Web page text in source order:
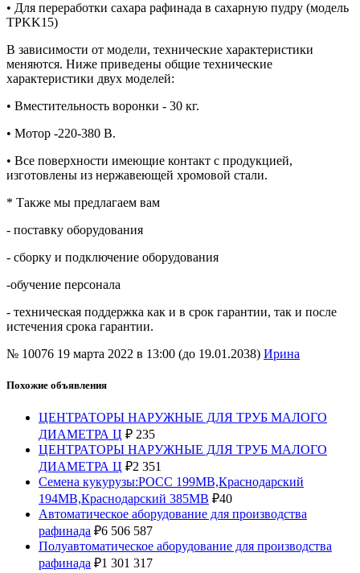
• Для переработки сахара рафинада в сахарную пудру (модель
TPKK15)
В зависимости от модели, технические характеристики
меняются. Ниже приведены общие технические
характеристики двух моделей:
• Вместительность воронки - 30 кг.
• Мотор -220-380 В.
• Все поверхности имеющие контакт с продукцией,
изготовлены из нержавеющей хромовой стали.
* Также мы предлагаем вам
- поставку оборудования
- сборку и подключение оборудования
-обучение персонала
- техническая поддержка как и в срок гарантии, так и после
истечения срока гарантии.
№ 10076 19 марта 2022 в 13:00 (до 19.01.2038) Ирина
Похожие объявления
ЦЕНТРАТОРЫ НАРУЖНЫЕ ДЛЯ ТРУБ МАЛОГО
ДИАМЕТРА Ц ₽ 235
ЦЕНТРАТОРЫ НАРУЖНЫЕ ДЛЯ ТРУБ МАЛОГО
ДИАМЕТРА Ц ₽2 351
Семена кукурузы:РОСС 199МВ,Краснодарский
194МВ,Краснодарский 385МВ ₽40
Автоматическое аборудование для производства
рафинада ₽6 506 587
Полуавтоматическое аборудование для производства
рафинада ₽1 301 317